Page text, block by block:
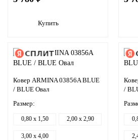
Купить
Ковер ARMINA 03856A BLUE
/ BLUE Овал
Размер:
0,80 x 1,50 2,00 x 2,90
3,00 x 4,00
/